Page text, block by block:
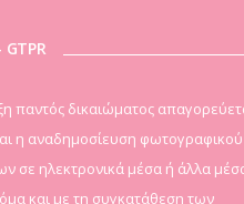
παντός δικαιώματος
η αναδημοσίευση φωτογραφικού
σε ηλεκτρονικά μέσα ή άλλα
και με τη συγκατάθεση των